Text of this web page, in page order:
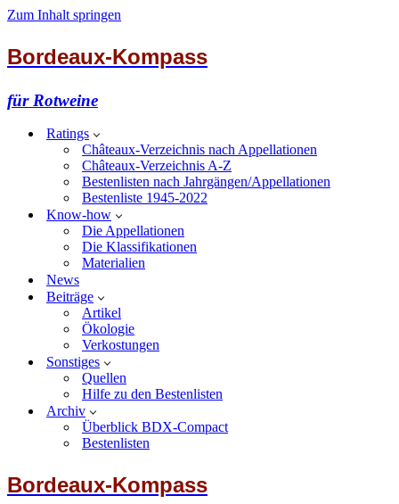
Zum Inhalt springen
Bordeaux-Kompass
für Rotweine
Ratings
Châteaux-Verzeichnis nach Appellationen
Châteaux-Verzeichnis A-Z
Bestenlisten nach Jahrgängen/Appellationen
Bestenliste 1945-2022
Know-how
Die Appellationen
Die Klassifikationen
Materialien
News
Beiträge
Artikel
Ökologie
Verkostungen
Sonstiges
Quellen
Hilfe zu den Bestenlisten
Archiv
Überblick BDX-Compact
Bestenlisten
Bordeaux-Kompass